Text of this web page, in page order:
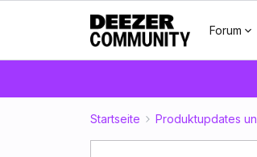
Forum
Startseite Produktupdates